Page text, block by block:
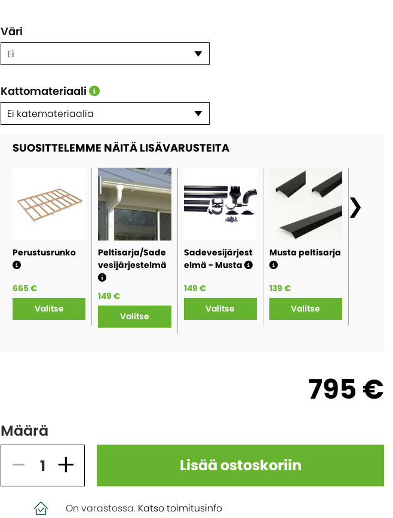
Väri
Ei
Kattomateriaali
Ei katemateriaalia
SUOSITTELEMME NÄITÄ LISÄVARUSTEITA
Perustusrunko
665 €
Valitse
Peltisarja/Sade
vesijärjestelmä
149 €
Valitse
Sadevesijärjest
elmä - Musta
149 €
Valitse
Musta peltisarja
139 €
Valitse
795 €
Määrä
Lisää ostoskoriin
On varastossa. Katso toimitusinfo